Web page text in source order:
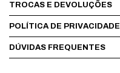
TROCAS E DEVOLUÇÕES
POLÍTICA DE PRIVACIDADE
DÚVIDAS FREQUENTES